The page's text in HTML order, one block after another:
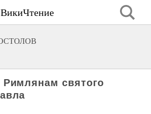
ВикиЧтение
Римлянам святого